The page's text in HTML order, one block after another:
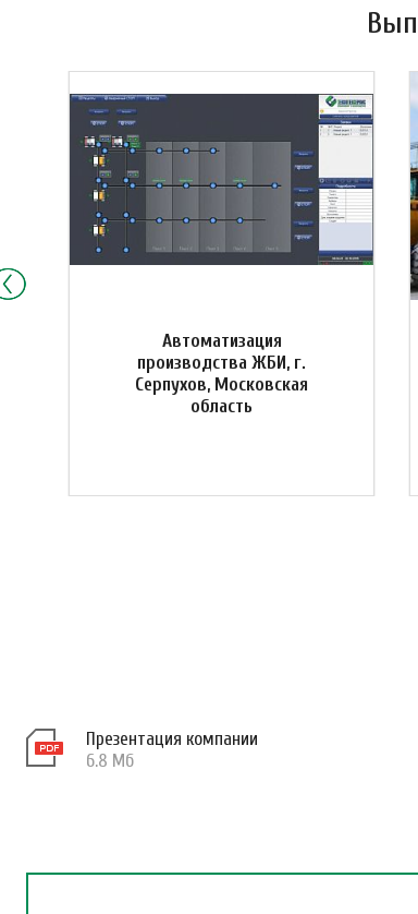
Автоматизация
производства ЖБИ, г.
Серпухов, Московская
область
Презентация компании
6.8 Мб